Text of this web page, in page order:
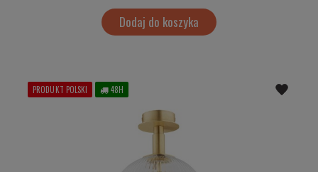
Dodaj do koszyka
PRODUKT POLSKI 48H